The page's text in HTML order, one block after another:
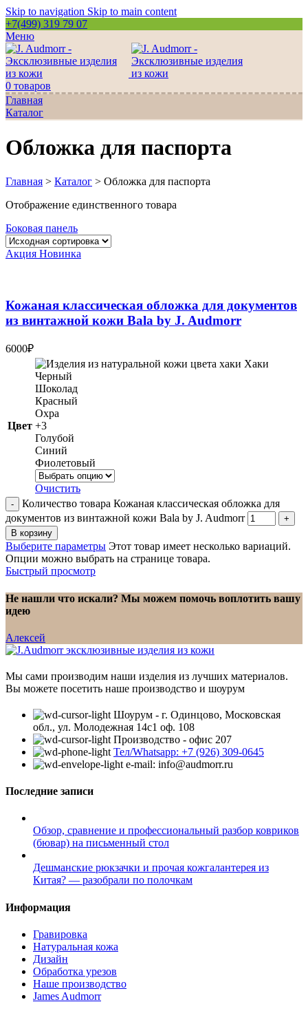
Skip to navigation Skip to main content
+7(499) 319 79 07
Меню
0 товаров
Главная
Каталог
Обложка для паспорта
Главная > Каталог > Обложка для паспорта
Отображение единственного товара
Боковая панель
Акция Новинка
Кожаная классическая обложка для документов
из винтажной кожи Bala by J. Audmorr
6000₽
Цвет
Хаки
Черный
Шоколад
Красный
Охра
+3
Голубой
Синий
Фиолетовый
Очистить
Количество товара Кожаная классическая обложка для
документов из винтажной кожи Bala by J. Audmorr
В корзину
Выберите параметры Этот товар имеет несколько вариаций.
Опции можно выбрать на странице товара.
Быстрый просмотр
Не нашли что искали? Мы можем помочь воплотить вашу
идею
Алексей
Мы сами производим наши изделия из лучших материалов.
Вы можете посетить наше производство и шоурум
Шоурум - г. Одинцово, Московская
обл., ул. Молодежная 14с1 оф. 108
Производство - офис 207
Тел/Whatsapp: +7 (926) 309-0645
e-mail: info@audmorr.ru
Последние записи
Обзор, сравнение и профессиональный разбор ковриков
(бювар) на письменный стол
Дешманские рюкзачки и прочая кожгалантерея из
Китая? — разобрали по полочкам
Информация
Гравировка
Натуральная кожа
Дизайн
Обработка урезов
Наше производство
James Audmorr